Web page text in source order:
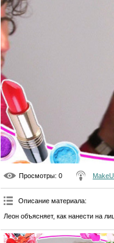
Просмотры: 0
Описание материала:
Леон объясняет, как нанести на